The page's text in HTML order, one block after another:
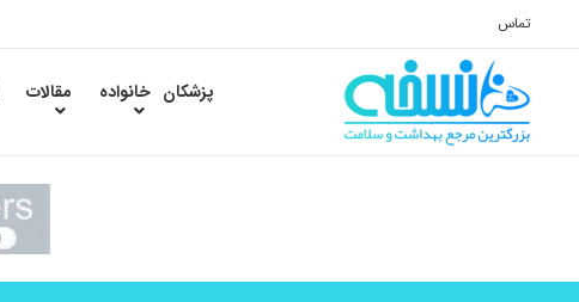
تماس
پزشکان خانواده مقالات